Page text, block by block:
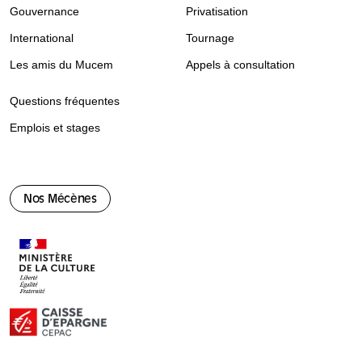
Nos Mécènes
Gouvernance
International
Les amis du Mucem
Privatisation
Tournage
Appels à consultation
Questions fréquentes
Emplois et stages